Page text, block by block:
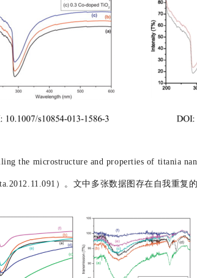
the microstructure and properties of titania
）。文中多张数据图存在自我重